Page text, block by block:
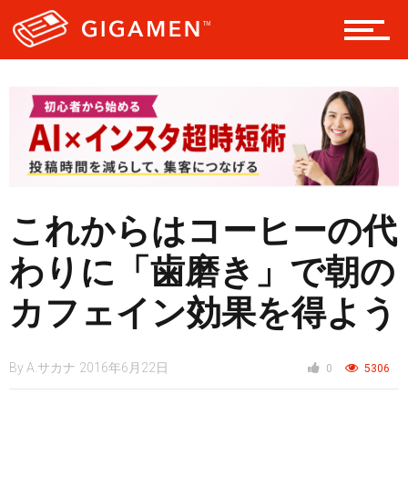
ヘルス・健康
スタイル
仮想通貨
スマートフォン
ニュース
これからはコーヒーの代
わりに「歯磨き」で朝の
カフェイン効果を得よう
By A.サカナ 2016年6月22日 0 5306